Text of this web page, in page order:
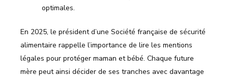
optimales.
En 2025, le président d’une Société française de sécurité
alimentaire rappelle l’importance de lire les mentions
légales pour protéger maman et bébé. Chaque future
mère peut ainsi décider de ses tranches avec davantage